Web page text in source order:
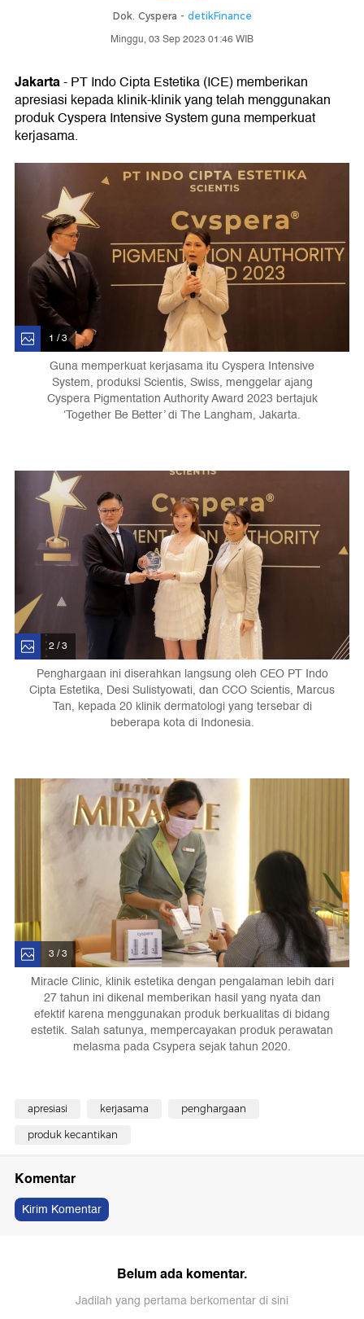
Dok. Cyspera - detikFinance
Minggu, 03 Sep 2023 01:46 WIB
Jakarta- PT Indo Cipta Estetika (ICE) memberikan
apresiasi kepada klinik-klinik yang telah menggunakan
produk Cyspera Intensive System guna memperkuat
kerjasama.
1 / 3
Guna memperkuat kerjasama itu Cyspera Intensive
System, produksi Scientis, Swiss, menggelar ajang
Cyspera Pigmentation Authority Award 2023 bertajuk
‘Together Be Better’ di The Langham, Jakarta.
2 / 3
Penghargaan ini diserahkan langsung oleh CEO PT Indo
Cipta Estetika, Desi Sulistyowati, dan CCO Scientis, Marcus
Tan, kepada 20 klinik dermatologi yang tersebar di
beberapa kota di Indonesia.
3 / 3
Miracle Clinic, klinik estetika dengan pengalaman lebih dari
27 tahun ini dikenal memberikan hasil yang nyata dan
efektif karena menggunakan produk berkualitas di bidang
estetik. Salah satunya, mempercayakan produk perawatan
melasma pada Csypera sejak tahun 2020.
apresiasi kerjasama penghargaan
produk kecantikan
Komentar
Kirim Komentar
Belum ada komentar.
Jadilah yang pertama berkomentar di sini